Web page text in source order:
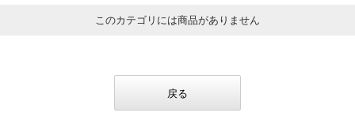
このカテゴリには商品がありません
戻る